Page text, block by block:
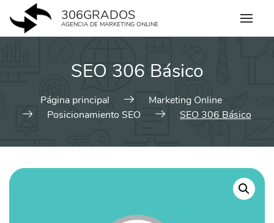
content
306GRADOS
AGENCIA DE MARKETING ONLINE
SEO 306 Básico
Página principal
Marketing Online
Posicionamiento SEO
SEO 306 Básico